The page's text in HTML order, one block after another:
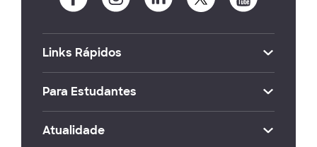
Links Rápidos
Para Estudantes
Atualidade